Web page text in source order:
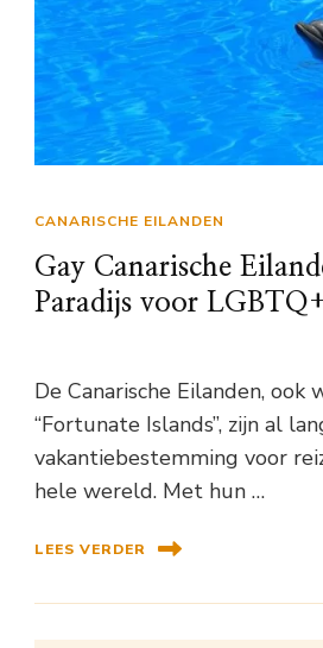
CANARISCHE EILANDEN
Gay Canarische
Paradijs voor
De Canarische Eilanden, ook
“Fortunate Islands”, zijn al
vakantiebestemming voor
hele wereld. Met hun …
LEES VERDER